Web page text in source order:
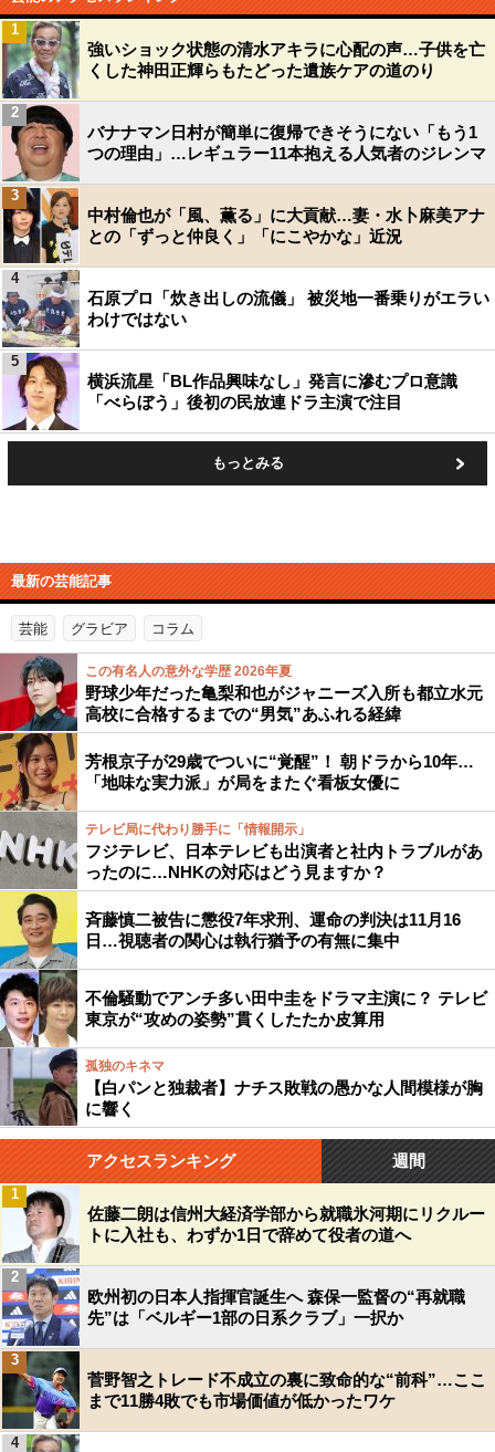
強いショック状態の清水アキラに心配の声…子供を亡
くした神田正輝らもたどった遺族ケアの道のり
1
バナナマン日村が簡単に復帰できそうにない「もう1
つの理由」…レギュラー11本抱える人気者のジレンマ
2
中村倫也が「風、薫る」に大貢献…妻・水卜麻美アナ
との「ずっと仲良く」「にこやかな」近況
3
石原プロ「炊き出しの流儀」 被災地一番乗りがエラい
わけではない
4
横浜流星「BL作品興味なし」発言に滲むプロ意識
「べらぼう」後初の民放連ドラ主演で注目
5
もっとみる
最新の芸能記事
芸能 グラビア コラム
この有名人の意外な学歴 2026年夏
野球少年だった亀梨和也がジャニーズ入所も都立水元
高校に合格するまでの“男気”あふれる経緯
芳根京子が29歳でついに“覚醒”！ 朝ドラから10年…
「地味な実力派」が局をまたぐ看板女優に
テレビ局に代わり勝手に「情報開示」
フジテレビ、日本テレビも出演者と社内トラブルがあ
ったのに…NHKの対応はどう見ますか？
斉藤慎二被告に懲役7年求刑、運命の判決は11月16
日…視聴者の関心は執行猶予の有無に集中
不倫騒動でアンチ多い田中圭をドラマ主演に？ テレビ
東京が“攻めの姿勢”貫くしたたか皮算用
孤独のキネマ
【白パンと独裁者】ナチス敗戦の愚かな人間模様が胸
に響く
アクセスランキング 週間
佐藤二朗は信州大経済学部から就職氷河期にリクルー
トに入社も、わずか1日で辞めて役者の道へ
1
欧州初の日本人指揮官誕生へ 森保一監督の“再就職
先”は「ベルギー1部の日系クラブ」一択か
2
菅野智之トレード不成立の裏に致命的な“前科”…ここ
まで11勝4敗でも市場価値が低かったワケ
3
4